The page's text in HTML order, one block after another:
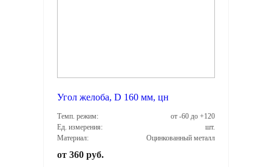
Угол желоба, D 160 мм, цн
Темп. режим:
от -60 до +120
Ед. измерения:
шт.
Материал:
Оцинкованный металл
от 360 руб.